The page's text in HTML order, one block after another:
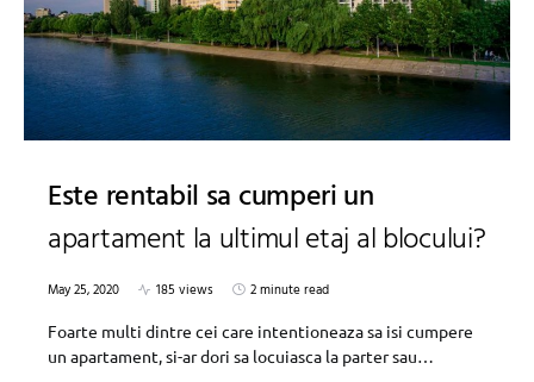
Este rentabil sa cumperi un
apartament la ultimul etaj al blocului?
May 25, 2020 185 views
2 minute read
Foarte multi dintre cei care intentioneaza sa isi cumpere
un apartament, si-ar dori sa locuiasca la parter sau…